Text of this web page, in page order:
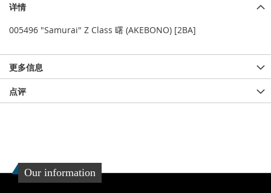
详情
005496 "Samurai" Z Class 曙 (AKEBONO) [2BA]
更多信息
点评
Our information